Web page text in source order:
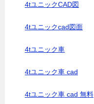
4tユニックCAD図
4tユニックcad図面
4tユニック車
4tユニック車 cad
4tユニック車 cad 無料